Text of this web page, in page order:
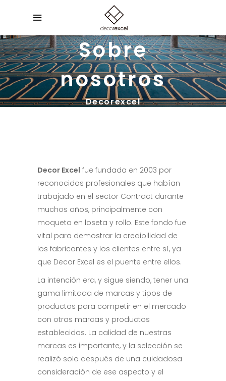
Sobre
nosotros
Decorexcel
Decor Excel fue fundada en 2003 por
reconocidos profesionales que habían
trabajado en el sector Contract durante
muchos años, principalmente con
moqueta en loseta y rollo. Este fondo fue
vital para demostrar la credibilidad de
los fabricantes y los clientes entre sí, ya
que Decor Excel es el puente entre ellos.
La intención era, y sigue siendo, tener una
gama limitada de marcas y tipos de
productos para competir en el mercado
con otras marcas y productos
establecidos. La calidad de nuestras
marcas es importante, y la selección se
realizó solo después de una cuidadosa
consideración de ese aspecto y el